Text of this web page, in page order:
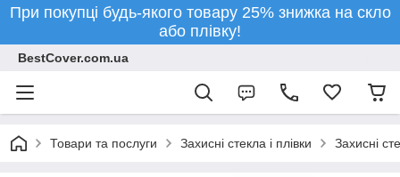
При покупці будь-якого товару 25% знижка на скло
або плівку!
BestCover.com.ua
Товари та послуги Захисні стекла і плівки Захисні